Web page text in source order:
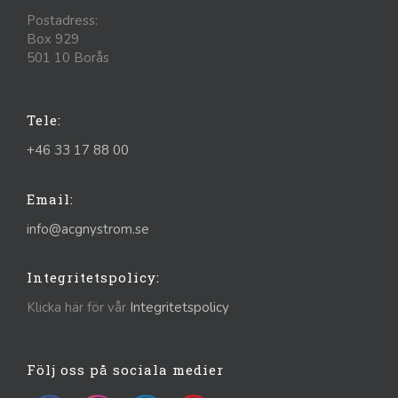
Postadress:
Box 929
501 10 Borås
Tele:
+46 33 17 88 00
Email:
info@acgnystrom.se
Integritetspolicy:
Klicka här för vår Integritetspolicy
Följ oss på sociala medier